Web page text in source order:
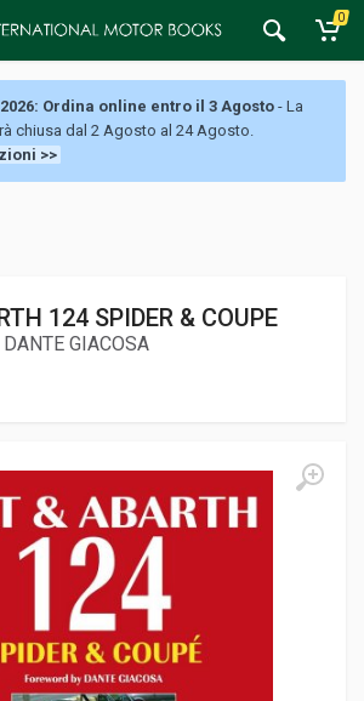
0
Ordina online entro il 3 Agosto - La
chiusa dal 2 Agosto al 24 Agosto.
>>
124 SPIDER & COUPE
GIACOSA